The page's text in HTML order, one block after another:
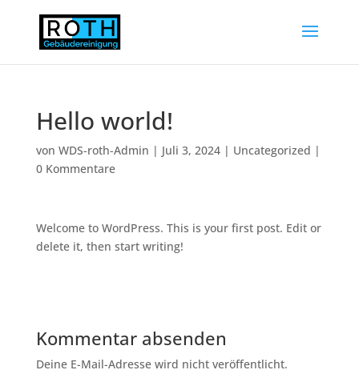
Hello world!
von WDS-roth-Admin | Juli 3, 2024| Uncategorized |
0 Kommentare
Welcome to WordPress. This is your first post. Edit or
delete it, then start writing!
Kommentar absenden
Deine E-Mail-Adresse wird nicht veröffentlicht.